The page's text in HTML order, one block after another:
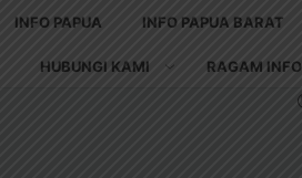
INFO PAPUA INFO PAPUA BARAT
HUBUNGI KAMI RAGAM INFO